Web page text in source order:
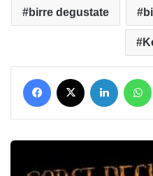
birre degustate
Facebook LinkedIn